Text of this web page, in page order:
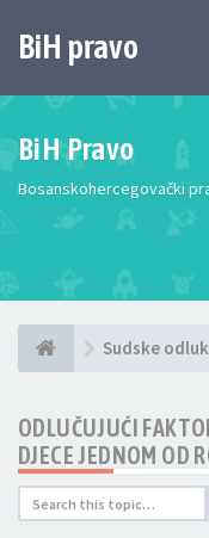
BiH pravo
BiH Pravo
Bosanskohercegovački
Sudske
ODLUČUJUĆI
DJECE JEDNOM OD